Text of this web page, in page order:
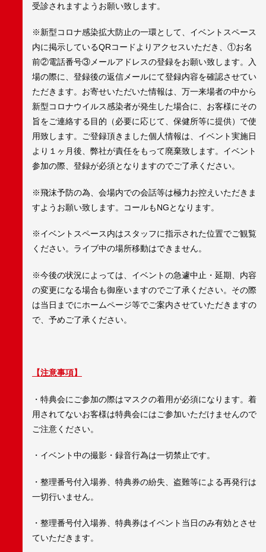
受診されますようお願い致します。
※新型コロナ感染拡大防止の一環として、イベントスペース
内に掲示しているQRコードよりアクセスいただき、①お名
前②電話番号③メールアドレスの登録をお願い致します。入
場の際に、登録後の返信メールにて登録内容を確認させてい
ただきます。お寄せいただいた情報は、万一来場者の中から
新型コロナウイルス感染者が発生した場合に、お客様にその
旨をご連絡する目的（必要に応じて、保健所等に提供）で使
用致します。ご登録頂きました個人情報は、イベント実施日
より１ヶ月後、弊社が責任をもって廃棄致します。イベント
参加の際、登録が必須となりますのでご了承ください。
※飛沫予防の為、会場内での会話等は極力お控えいただきま
すようお願い致します。コールもNGとなります。
※イベントスペース内はスタッフに指示された位置でご観覧
ください。ライブ中の場所移動はできません。
※今後の状況によっては、イベントの急遽中止・延期、内容
の変更になる場合も御座いますのでご了承ください。その際
は当日までにホームページ等でご案内させていただきますの
で、予めご了承ください。
【注意事項】
・特典会にご参加の際はマスクの着用が必須になります。着
用されてないお客様は特典会にはご参加いただけませんので
ご注意ください。
・イベント中の撮影・録音行為は一切禁止です。
・整理番号付入場券、特典券の紛失、盗難等による再発行は
一切行いません。
・整理番号付入場券、特典券はイベント当日のみ有効とさせ
ていただきます。